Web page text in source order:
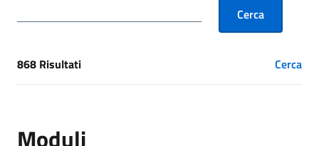
Cerca
[results] Risultati
868 Risultati Cerca
Moduli